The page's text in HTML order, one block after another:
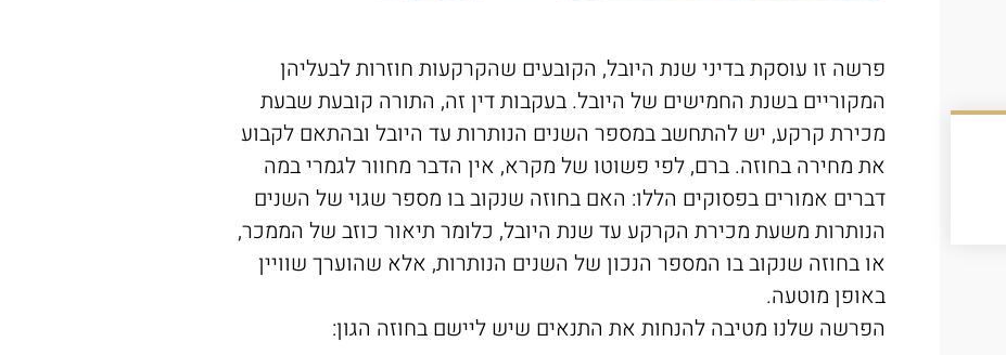
פרשה זו עוסקת בדיני שנת היובל, הקובעים שהקרקעות חוזרות לבעליהן
המקוריים בשנת החמישים של היובל. בעקבות דין זה, התורה קובעת שבעת
מכירת קרקע, יש להתחשב במספר השנים הנותרות עד היובל ובהתאם לקבוע
את מחירה בחוזה. ברם, לפי פשוטו של מקרא, אין הדבר מחוור לגמרי במה
דברים אמורים בפסוקים הללו: האם בחוזה שנקוב בו מספר שגוי של השנים
הנותרות משעת מכירת הקרקע עד שנת היובל, כלומר תיאור כוזב של הממכר,
או בחוזה שנקוב בו המספר הנכון של השנים הנותרות, אלא שהוערך שוויין
באופן מוטעה.
הפרשה שלנו מטיבה להנחות את התנאים שיש ליישם בחוזה הגון: